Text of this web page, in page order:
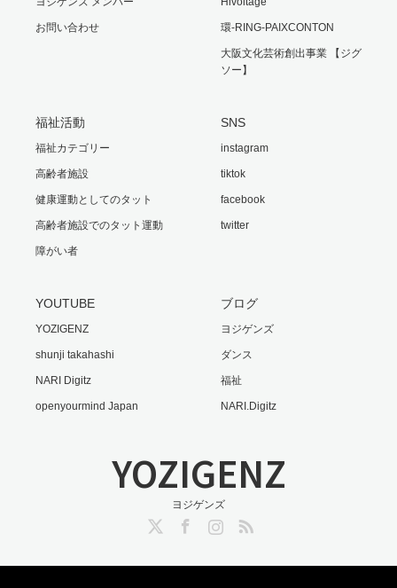
お問い合わせ 環-RING-PAIXCONTON
大阪文化芸術創出事業 【ジグ
ソー】
福祉活動
福祉カテゴリー
高齢者施設
健康運動としてのタット
高齢者施設でのタット運動
障がい者
SNS
instagram
tiktok
facebook
twitter
YOUTUBE
YOZIGENZ
shunji takahashi
NARI Digitz
openyourmind Japan
ブログ
ヨジゲンズ
ダンス
福祉
NARI.Digitz
YOZIGENZ
ヨジゲンズ
InstagramRSS